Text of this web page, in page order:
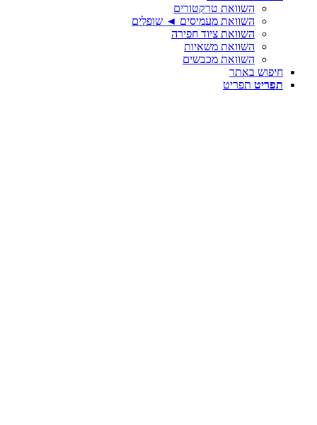
השוואת טרקטורים
השוואת מעמיסים ◄ שופלים
השוואת ציוד חפירה
השוואת משאיות
השוואת מכבשים
חיפוש באתר
תפריט תפריט